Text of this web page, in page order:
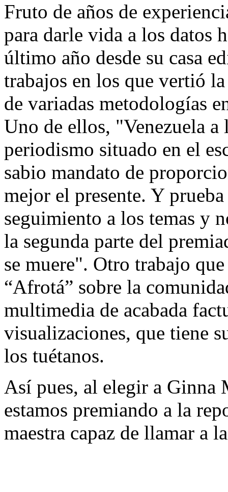
Fruto de años de
para darle vida a los datos
último año desde su casa
trabajos en los que vertió
de variadas metodologías
Uno de ellos, "Venezuela a
periodismo situado en el
sabio mandato de
mejor el presente. Y
seguimiento a los temas y
la segunda parte del
se muere". Otro trabajo
“Afrotá” sobre la
multimedia de acabada
visualizaciones, que tiene
los tuétanos.
Así pues, al elegir a Ginna
estamos premiando a la
maestra capaz de llamar a